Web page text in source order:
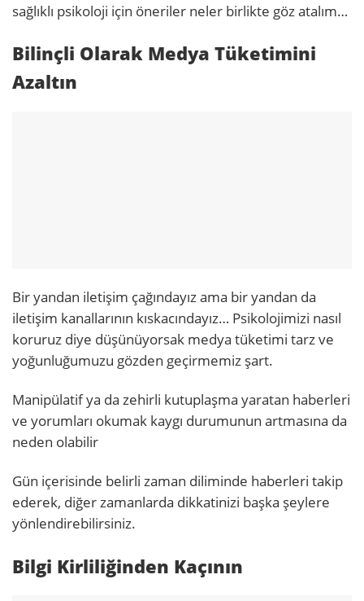
sağlıklı psikoloji için öneriler neler birlikte göz atalım…
Bilinçli Olarak Medya Tüketimini
Azaltın
Bir yandan iletişim çağındayız ama bir yandan da
iletişim kanallarının kıskacındayız… Psikolojimizi nasıl
koruruz diye düşünüyorsak medya tüketimi tarz ve
yoğunluğumuzu gözden geçirmemiz şart.
Manipülatif ya da zehirli kutuplaşma yaratan haberleri
ve yorumları okumak kaygı durumunun artmasına da
neden olabilir
Gün içerisinde belirli zaman diliminde haberleri takip
ederek, diğer zamanlarda dikkatinizi başka şeylere
yönlendirebilirsiniz.
Bilgi Kirliliğinden Kaçının